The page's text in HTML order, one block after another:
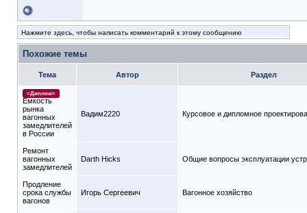
Нажмите здесь, чтобы написать комментарий к этому сообщению
Похожие темы
Тема Автор Раздел
=Диплом=
Емкость
рынка
вагонных
замедлителей
в России
Вадим2220 Курсовое и дипломное
Ремонт
вагонных
замедлителей
Darth Hicks Общие вопросы эксплуатации
Продление
срока службы
вагонов
Игорь Сергеевич Вагонное хозяйство